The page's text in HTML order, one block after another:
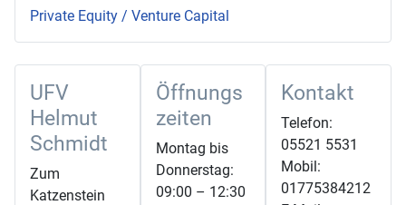
Private Equity / Venture Capital
UFV
Helmut
Schmidt
Zum
Katzenstein
Öffnungs
zeiten
Montag bis
Donnerstag:
09:00 – 12:30
Kontakt
Telefon:
05521 5531
Mobil:
01775384212